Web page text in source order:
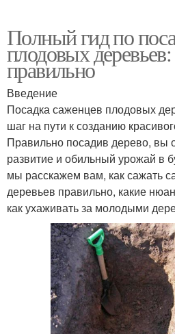
Полный гид по
плодовых
правильно
Введение
Посадка саженцев плодовых
шаг на пути к созданию
Правильно посадив дерево, вы
развитие и обильный урожай в
мы расскажем вам, как сажать
деревьев правильно, какие
как ухаживать за молодыми